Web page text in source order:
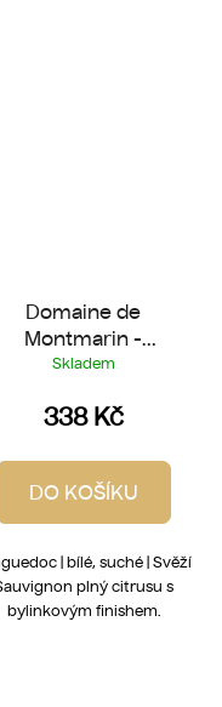
Domaine de
Montmarin -
Sauvignon 2025
Skladem
338 Kč
DO KOŠÍKU
| bílé, suché | Svěží
plný citrusu s
bylinkovým finishem.